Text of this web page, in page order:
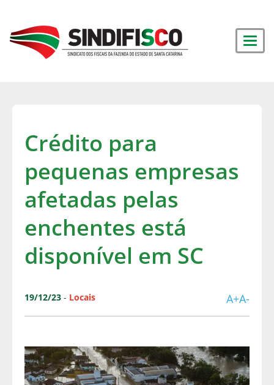
Crédito para
pequenas empresas
afetadas pelas
enchentes está
disponível em SC
19/12/23 - Locais A+A-